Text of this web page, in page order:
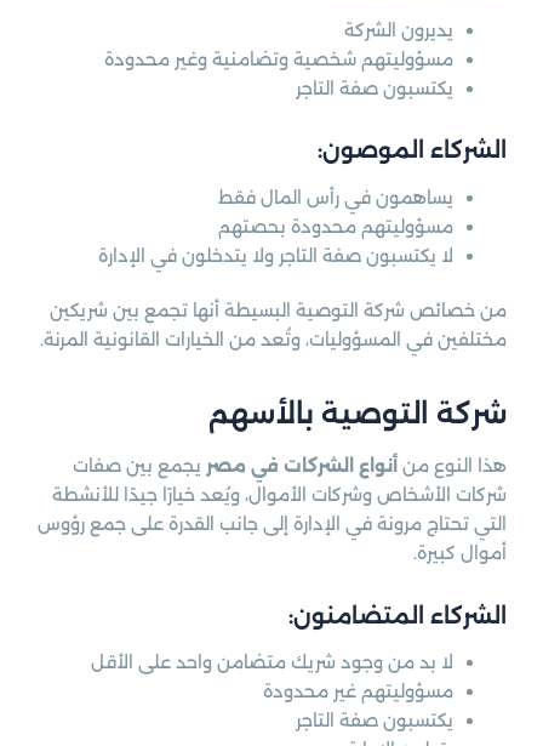
يديرون الشركة
مسؤوليتهم شخصية وتضامنية وغير محدودة
يكتسبون صفة التاجر
الشركاء الموصون:
يساهمون في رأس المال فقط
مسؤوليتهم محدودة بحصتهم
لا يكتسبون صفة التاجر ولا يتدخلون في الإدارة
من خصائص شركة التوصية البسيطة أنها تجمع بين شريكين
مختلفين في المسؤوليات، وتُعد من الخيارات القانونية المرنة.
شركة التوصية بالأسهم
هذا النوع من أنواع الشركات في مصر يجمع بين صفات
شركات الأشخاص وشركات الأموال، ويُعد خيارًا جيدًا للأنشطة
التي تحتاج مرونة في الإدارة إلى جانب القدرة على جمع رؤوس
أموال كبيرة.
الشركاء المتضامنون:
لا بد من وجود شريك متضامن واحد على الأقل
مسؤوليتهم غير محدودة
يكتسبون صفة التاجر